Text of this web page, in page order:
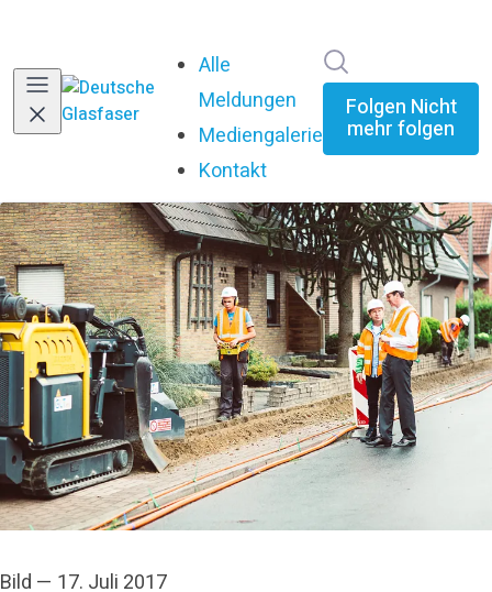
Alle
Meldungen
Mediengalerie
Kontakt
Folgen Nicht
mehr folgen
Bild — 17. Juli 2017